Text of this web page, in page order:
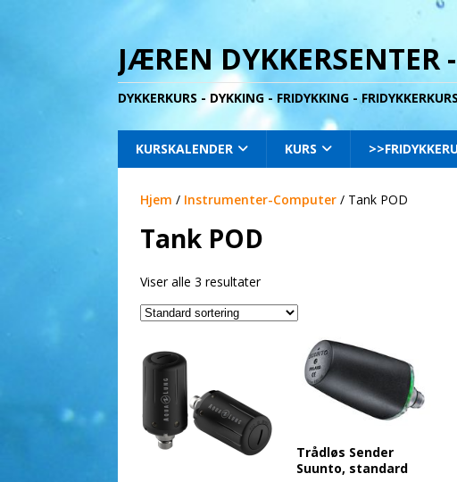
JÆREN DYKKERSENTER
DYKKERKURS - DYKKING - FRIDYKKING -
KURSKALENDER KURS
Hjem / Instrumenter-Computer / Tank POD
Tank POD
Viser alle 3 resultater
Trådløs Sender
Suunto, standard